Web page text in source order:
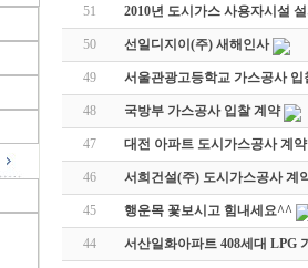
51 2010년 도시가스 사용자시설
50 선일디지이(주) 새해인사
49 서울관광고등학교 가스공사 입
48 국방부 가스공사 입찰 계약
47 대전 아파트 도시가스공사 계약
46 서희건설(주) 도시가스공사 계
45 행운목 꽃보시고 힘내세요^^
44 서산일화아파트 408세대 LPG